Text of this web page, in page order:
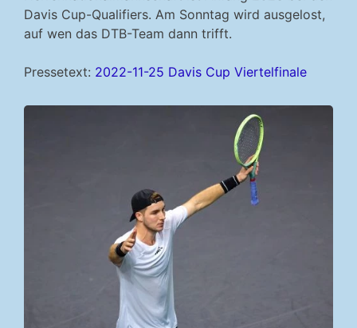
Davis Cup-Qualifiers. Am Sonntag wird ausgelost,
auf wen das DTB-Team dann trifft.
Pressetext: 2022-11-25 Davis Cup Viertelfinale